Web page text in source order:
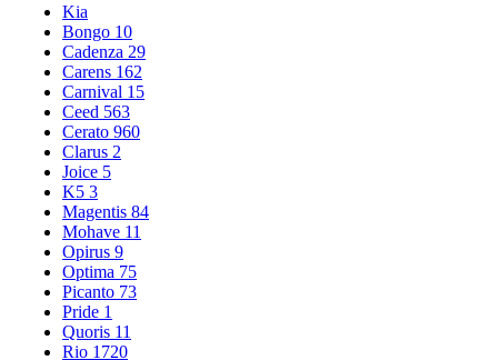
Kia
Bongo 10
Cadenza 29
Carens 162
Carnival 15
Ceed 563
Cerato 960
Clarus 2
Joice 5
K5 3
Magentis 84
Mohave 11
Opirus 9
Optima 75
Picanto 73
Pride 1
Quoris 11
Rio 1720